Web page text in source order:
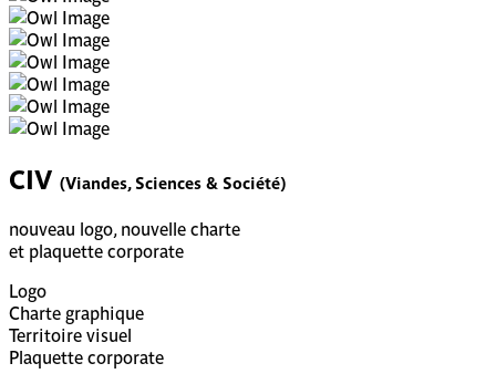
CIV (Viandes, Sciences & Société)
nouveau logo, nouvelle charte
et plaquette corporate
Logo
Charte graphique
Territoire visuel
Plaquette corporate